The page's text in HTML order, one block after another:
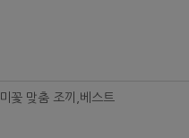
꽃 맞춤 조끼,베스트